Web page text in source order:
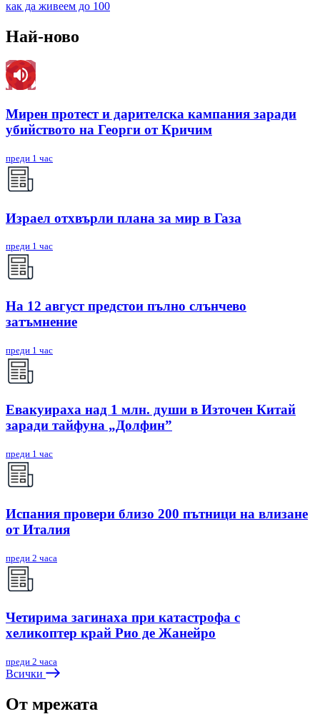
как да живеем до 100
Най-ново
Мирен протест и дарителска кампания заради
убийството на Георги от Кричим
преди 1 час
Израел отхвърли плана за мир в Газа
преди 1 час
На 12 август предстои пълно слънчево
затъмнение
преди 1 час
Евакуираха над 1 млн. души в Източен Китай
заради тайфуна „Долфин”
преди 1 час
Испания провери близо 200 пътници на влизане
от Италия
преди 2 часа
Четирима загинаха при катастрофа с
хеликоптер край Рио де Жанейро
преди 2 часа
Всички
От мрежата